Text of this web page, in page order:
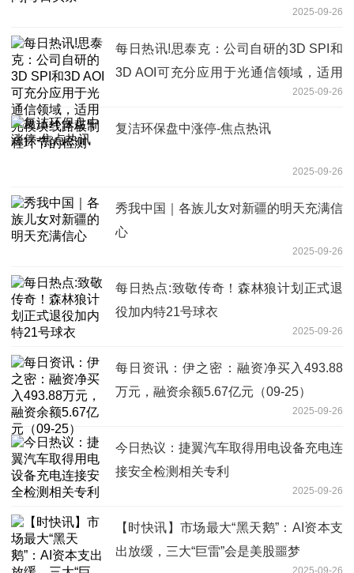
2025-09-26
每日热讯!思泰克：公司自研的3D SPI和
3D AOI可充分应用于光通信领域，适用
2025-09-26
复洁环保盘中涨停-焦点热讯
2025-09-26
秀我中国｜各族儿女对新疆的明天充满信
心
2025-09-26
每日热点:致敬传奇！森林狼计划正式退
役加内特21号球衣
2025-09-26
每日资讯：伊之密：融资净买入493.88
万元，融资余额5.67亿元（09-25）
2025-09-26
今日热议：捷翼汽车取得用电设备充电连
接安全检测相关专利
2025-09-26
【时快讯】市场最大“黑天鹅”：AI资本支
出放缓，三大“巨雷”会是美股噩梦
2025-09-26